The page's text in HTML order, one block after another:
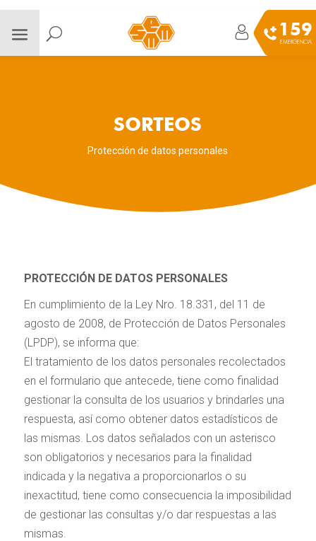
159
EMERGENCIA
SORTEOS
Protección de datos personales
PROTECCIÓN DE DATOS PERSONALES
En cumplimiento de la Ley Nro. 18.331, del 11 de
agosto de 2008, de Protección de Datos Personales
(LPDP), se informa que:
El tratamiento de los datos personales recolectados
en el formulario que antecede, tiene como finalidad
gestionar la consulta de los usuarios y brindarles una
respuesta, así como obtener datos estadísticos de
las mismas. Los datos señalados con un asterisco
son obligatorios y necesarios para la finalidad
indicada y la negativa a proporcionarlos o su
inexactitud, tiene como consecuencia la imposibilidad
de gestionar las consultas y/o dar respuestas a las
mismas.